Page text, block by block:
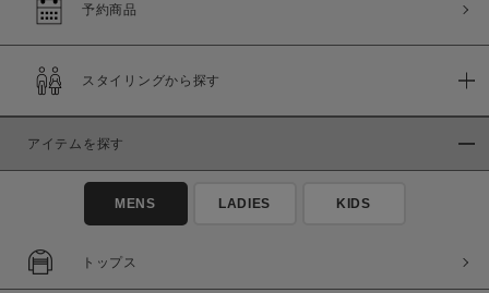
予約商品
スタイリングから探す
アイテムを探す
MENS LADIES KIDS
トップス